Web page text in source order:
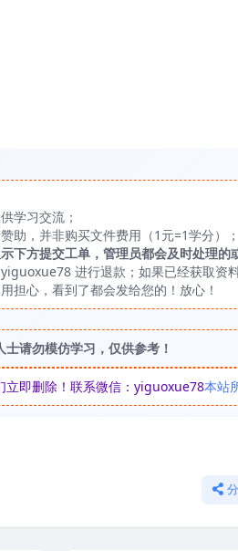
学习交流；
助，并非购买文件费用（1元=1学分）；
下方提交工单，管理员都会及时处理的
进行退款；如果已经获取资
担心，看到了都会发给您的！放心！
请勿模仿学习，仅供参考！
立即删除！联系微信：yiguoxue78本站